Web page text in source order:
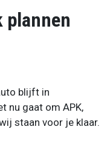
plannen
blijft in
nu gaat om APK,
staan voor je klaar.